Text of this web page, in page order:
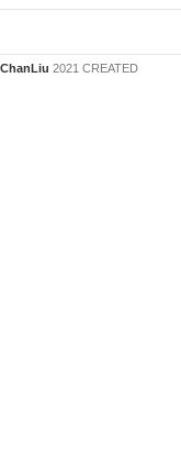
ChanLiu 2021 CREATED